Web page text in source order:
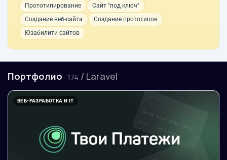
Прототипирование
Сайт "под ключ"
Создание веб-сайта
Создание прототипов
Юзабилити сайтов
Портфолио · 174 / Laravel
ВЕБ-РАЗРАБОТКА И IT